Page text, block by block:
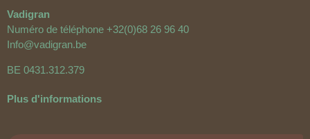
Vadigran
Numéro de téléphone +32(0)68 26 96 40
Info@vadigran.be
BE 0431.312.379
Plus d'informations